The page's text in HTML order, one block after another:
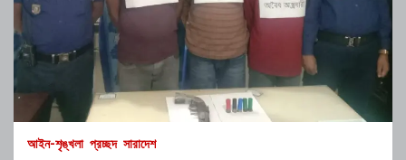
আইন-শৃঙ্খলা প্রচ্ছদ সারাদেশ